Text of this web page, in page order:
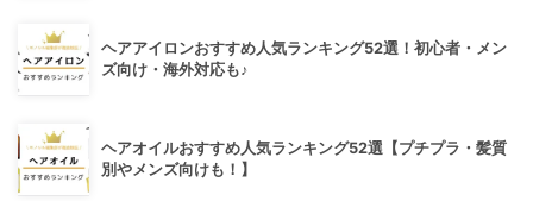
ヘアアイロンおすすめ人気ランキング52選！初心者・メン
ズ向け・海外対応も♪
ヘアオイルおすすめ人気ランキング52選【プチプラ・髪質
別やメンズ向けも！】